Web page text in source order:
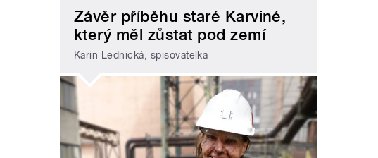
Závěr příběhu staré Karviné,
který měl zůstat pod zemí
Karin Lednická, spisovatelka